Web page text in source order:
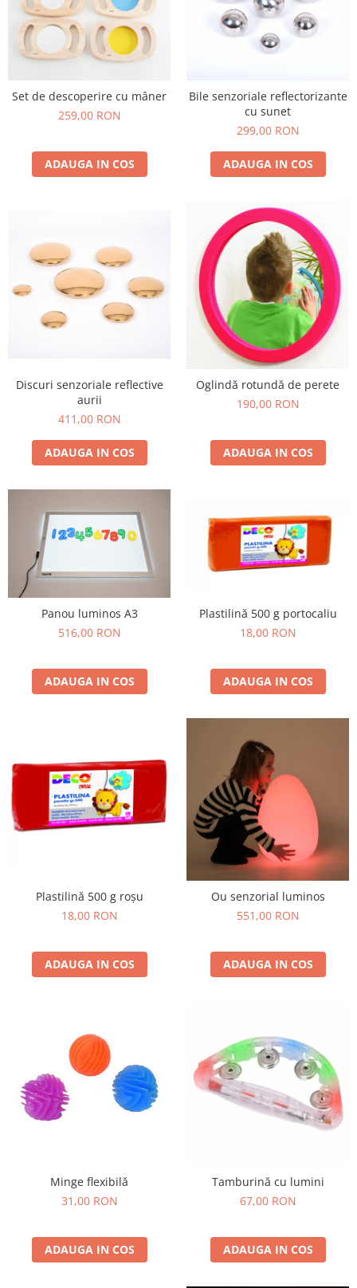
Set de descoperire cu mâner
259,00 RON
ADAUGA IN COS
Bile senzoriale reflectorizante
cu sunet
299,00 RON
ADAUGA IN COS
Discuri senzoriale reflective
aurii
411,00 RON
ADAUGA IN COS
Oglindă rotundă de perete
190,00 RON
ADAUGA IN COS
Panou luminos A3
516,00 RON
ADAUGA IN COS
Plastilină 500 g portocaliu
18,00 RON
ADAUGA IN COS
Plastilină 500 g roșu
18,00 RON
ADAUGA IN COS
Ou senzorial luminos
551,00 RON
ADAUGA IN COS
Minge flexibilă
31,00 RON
ADAUGA IN COS
Tamburină cu lumini
67,00 RON
ADAUGA IN COS